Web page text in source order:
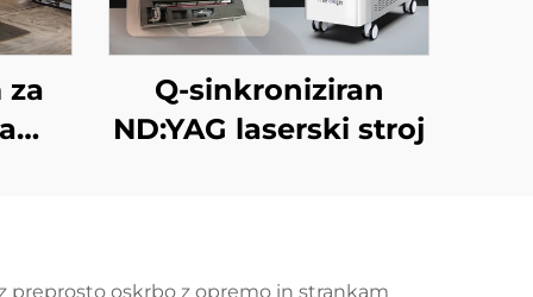
za
Q-sinkroniziran
ND:YAG laserski stroj
preprosto oskrbo z opremo in strankam